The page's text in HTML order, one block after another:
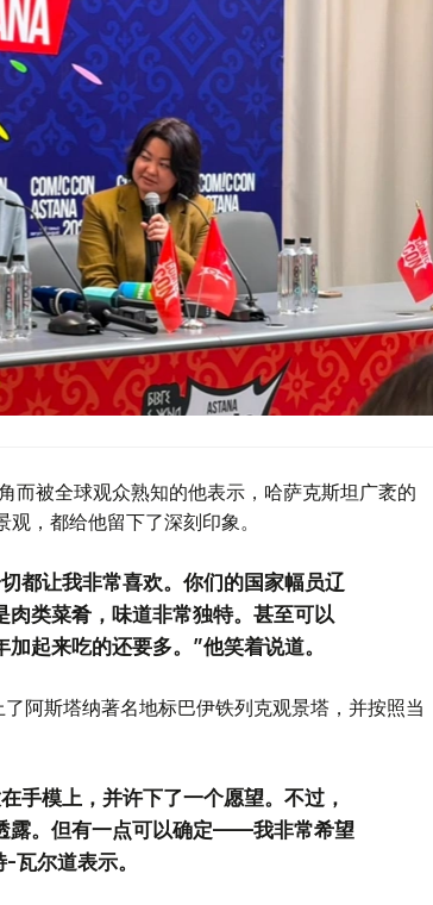
而被全球观众熟知的他表示，哈萨克斯坦广袤的
，都给他留下了深刻印象。
都让我非常喜欢。你们的国家幅员辽
类菜肴，味道非常独特。甚至可以
起来吃的还要多。”他笑着说道。
阿斯塔纳著名地标巴伊铁列克观景塔，并按照当
手模上，并许下了一个愿望。不过，
露。但有一点可以确定——我非常希望
瓦尔道表示。